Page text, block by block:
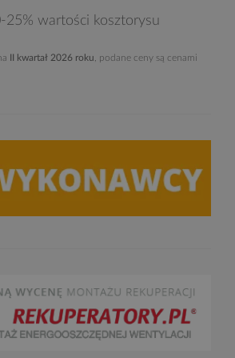
25% wartości kosztorysu
II kwartał 2026 roku, podane ceny są cenami